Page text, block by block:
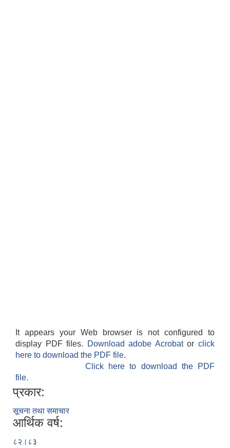
It appears your Web browser is not configured to
display PDF files.
Download adobe Acrobatorclick
here to download the PDF file.
Click here to download the PDF
file.
प्रकार:
सूचना तथा समाचार
आर्थिक वर्ष:
८२।८३